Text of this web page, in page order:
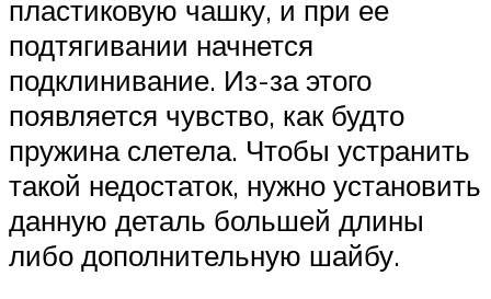
пластиковую чашку, и при ее
подтягивании начнется
подклинивание. Из-за этого
появляется чувство, как будто
пружина слетела. Чтобы устранить
такой недостаток, нужно установить
данную деталь большей длины
либо дополнительную шайбу.